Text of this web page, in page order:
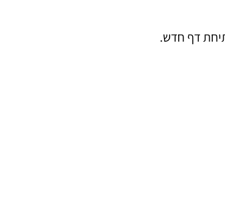
דף חדש.